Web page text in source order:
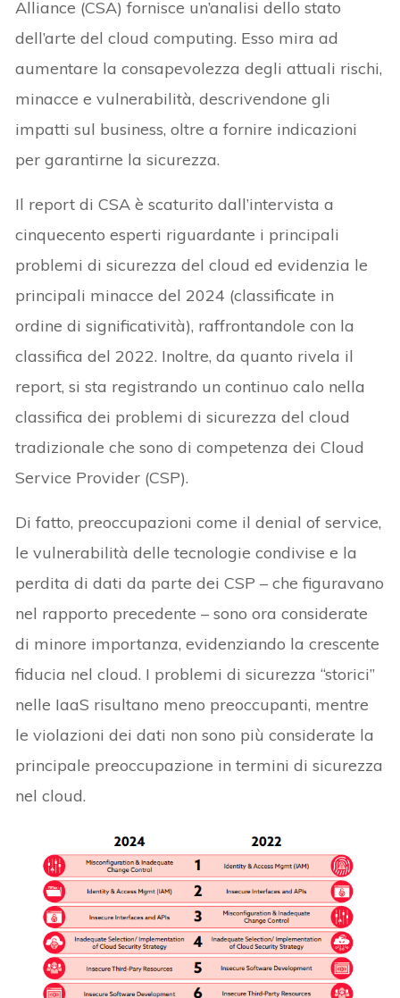
Alliance (CSA) fornisce un’analisi dello stato
dell’arte del cloud computing. Esso mira ad
aumentare la consapevolezza degli attuali rischi,
minacce e vulnerabilità, descrivendone gli
impatti sul business, oltre a fornire indicazioni
per garantirne la sicurezza.
Il report di CSA è scaturito dall’intervista a
cinquecento esperti riguardante i principali
problemi di sicurezza del cloud ed evidenzia le
principali minacce del 2024 (classificate in
ordine di significatività), raffrontandole con la
classifica del 2022. Inoltre, da quanto rivela il
report, si sta registrando un continuo calo nella
classifica dei problemi di sicurezza del cloud
tradizionale che sono di competenza dei Cloud
Service Provider (CSP).
Di fatto, preoccupazioni come il denial of service,
le vulnerabilità delle tecnologie condivise e la
perdita di dati da parte dei CSP – che figuravano
nel rapporto precedente – sono ora considerate
di minore importanza, evidenziando la crescente
fiducia nel cloud. I problemi di sicurezza “storici”
nelle IaaS risultano meno preoccupanti, mentre
le violazioni dei dati non sono più considerate la
principale preoccupazione in termini di sicurezza
nel cloud.